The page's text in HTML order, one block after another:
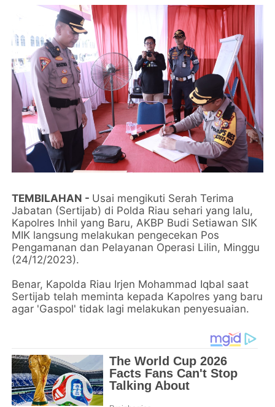
TEMBILAHAN - Usai mengikuti Serah Terima
Jabatan (Sertijab) di Polda Riau sehari yang lalu,
Kapolres Inhil yang Baru, AKBP Budi Setiawan SIK
MIK langsung melakukan pengecekan Pos
Pengamanan dan Pelayanan Operasi Lilin, Minggu
(24/12/2023).
Benar, Kapolda Riau Irjen Mohammad Iqbal saat
Sertijab telah meminta kepada Kapolres yang baru
agar 'Gaspol' tidak lagi melakukan penyesuaian.